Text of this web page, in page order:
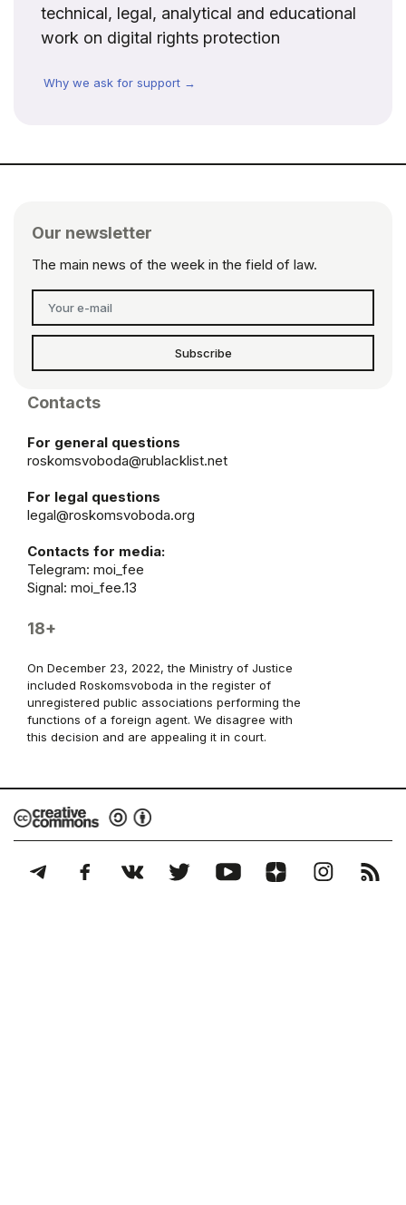
technical, legal, analytical and educational
work on digital rights protection
Why we ask for support →
Our newsletter
The main news of the week in the field of law.
Subscribe
Contacts
For general questions
roskomsvoboda@rublacklist.net
For legal questions
legal@roskomsvoboda.org
Contacts for media:
Telegram: moi_fee
Signal: moi_fee.13
18+
On December 23, 2022, the Ministry of Justice
included Roskomsvoboda in the register of
unregistered public associations performing the
functions of a foreign agent. We disagree with
this decision and are appealing it in court.